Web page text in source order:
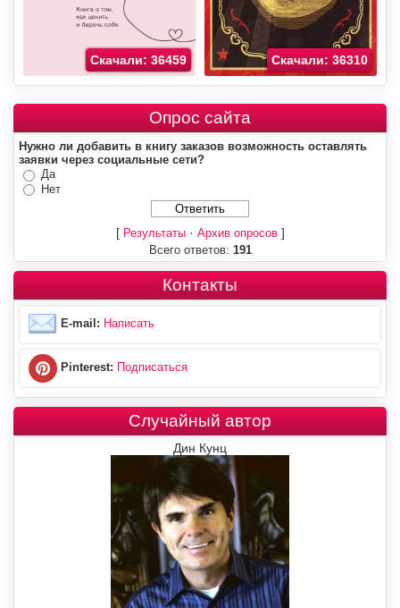
Скачали: 36459 Скачали: 36310
Опрос сайта
Нужно ли добавить в книгу заказов возможность оставлять
заявки через социальные сети?
Да
Нет
[ Результаты· Архив опросов]
Всего ответов: 191
Контакты
E-mail: Написать
Pinterest: Подписаться
Случайный автор
Дин Кунц